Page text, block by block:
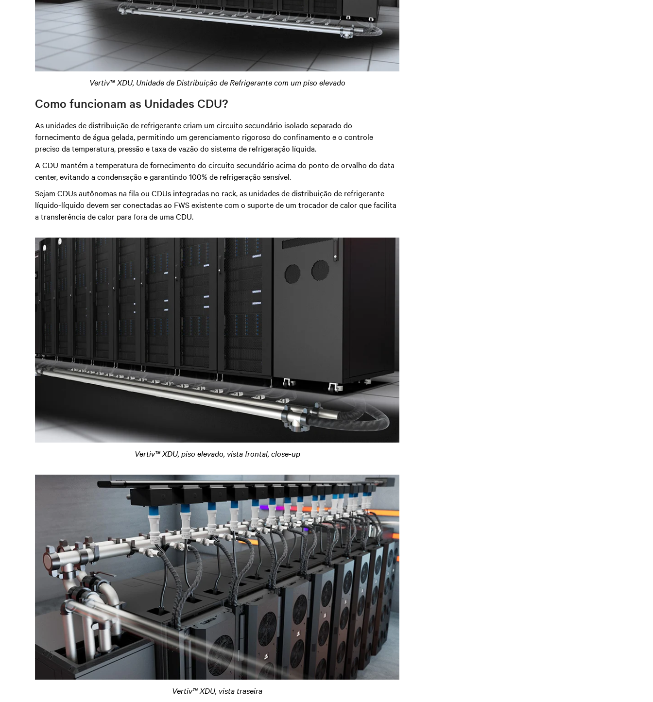
Vertiv™ XDU, Unidade de Distribuição de Refrigerante com um piso elevado
Como funcionam as Unidades CDU?
As unidades de distribuição de refrigerante criam um circuito secundário isolado separado do
fornecimento de água gelada, permitindo um gerenciamento rigoroso do confinamento e o controle
preciso da temperatura, pressão e taxa de vazão do sistema de refrigeração líquida.
A CDU mantém a temperatura de fornecimento do circuito secundário acima do ponto de orvalho do data
center, evitando a condensação e garantindo 100% de refrigeração sensível.
Sejam CDUs autônomas na fila ou CDUs integradas no rack, as unidades de distribuição de refrigerante
líquido-líquido devem ser conectadas ao FWS existente com o suporte de um trocador de calor que facilita
a transferência de calor para fora de uma CDU.
Vertiv™ XDU, piso elevado, vista frontal, close-up
Vertiv™ XDU, vista traseira